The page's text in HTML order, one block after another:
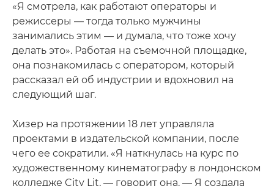
«Я смотрела, как работают операторы и
режиссеры — тогда только мужчины
занимались этим — и думала, что тоже хочу
делать это». Работая на съемочной площадке,
она познакомилась с оператором, который
рассказал ей об индустрии и вдохновил на
следующий шаг.
Хизер на протяжении 18 лет управляла
проектами в издательской компании, после
чего ее сократили. «Я наткнулась на курс по
художественному кинематографу в лондонском
колледже City Lit, — говорит она. — Я создала